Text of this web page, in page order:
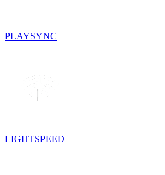
PLAYSYNC
LIGHTSPEED